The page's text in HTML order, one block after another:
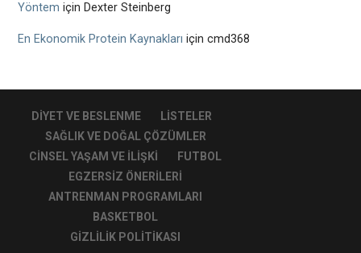
Yöntem için Dexter Steinberg
En Ekonomik Protein Kaynakları içincmd368
DIYET VE BESLENME
LISTELER
SAĞLIK VE DOĞAL ÇÖZÜMLER
CINSEL YAŞAM VE İLIŞKI
FUTBOL
EGZERSIZ ÖNERILERI
ANTRENMAN PROGRAMLARI
BASKETBOL
GIZLILIK POLITIKASI